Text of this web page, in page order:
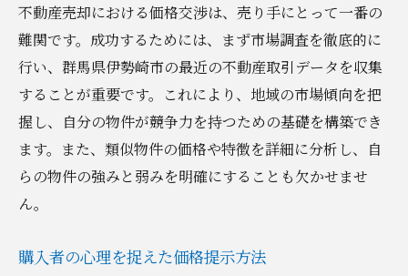
不動産売却における価格交渉は、売り手にとって一番の
難関です。成功するためには、まず市場調査を徹底的に
行い、群馬県伊勢崎市の最近の不動産取引データを収集
することが重要です。これにより、地域の市場傾向を把
握し、自分の物件が競争力を持つための基礎を構築でき
ます。また、類似物件の価格や特徴を詳細に分析し、自
らの物件の強みと弱みを明確にすることも欠かせませ
ん。
購入者の心理を捉えた価格提示方法